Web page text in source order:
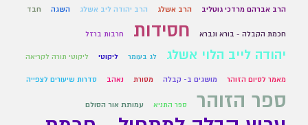
הרב אברהם מרדכי גוטליב הרב אשלג הרב יהודה ליב אשלג השגה חבד
חכמת הקבלה - בורא ונברא חסידות חרבות ברזל
יהודה לייב הלוי אשלג לג בעומר ליקוטי ליקוטי תורה לקריאה
מאמר לסיום הזוהר מושגים ב- קבלה מסורת נאהב סדרות שיעורים לצפייה
ספר הזוהר ספר התניא עמותת אור הסולם